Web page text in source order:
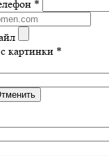
*
картинки *